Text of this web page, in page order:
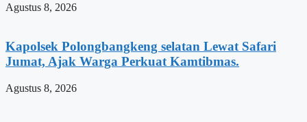
Agustus 8, 2026
Kapolsek Polongbangkeng selatan Lewat Safari
Jumat, Ajak Warga Perkuat Kamtibmas.
Agustus 8, 2026